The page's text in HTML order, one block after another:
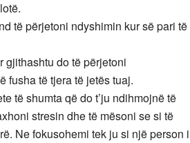
të përjetoni ndyshimin kur së pari të
gjithashtu do të përjetoni
fusha të tjera të jetës tuaj.
të shumta që do t’ju ndihmojnë të
stresin dhe të mësoni se si të
Ne fokusohemi tek ju si një person i